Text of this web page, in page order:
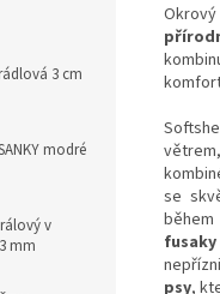
3 cm
modré
v
mm
se
fusaky
psy,